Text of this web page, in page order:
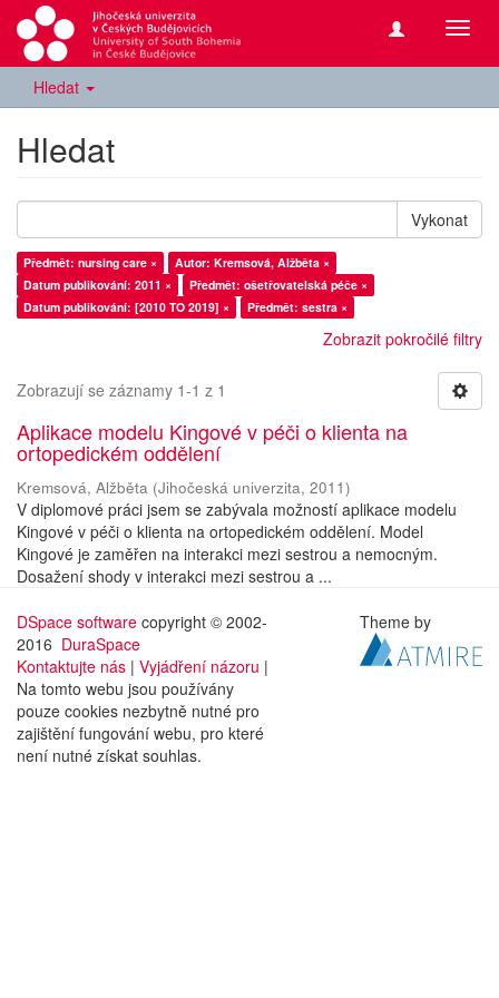
Hledat
Hledat
Vykonat
Předmět: nursing care ×
Autor: Kremsová, Alžběta ×
Datum publikování: 2011 ×
Předmět: ošetřovatelská péče ×
Datum publikování: [2010 TO 2019] ×
Předmět: sestra ×
Zobrazit pokročilé filtry
Zobrazují se záznamy 1-1 z 1
Aplikace modelu Kingové v péči o klienta na
ortopedickém oddělení
Kremsová, Alžběta (Jihočeská univerzita, 2011)
V diplomové práci jsem se zabývala možností aplikace modelu
Kingové v péči o klienta na ortopedickém oddělení. Model
Kingové je zaměřen na interakci mezi sestrou a nemocným.
Dosažení shody v interakci mezi sestrou a ...
DSpace software copyright © 2002-
2016 DuraSpace
Kontaktujte nás | Vyjádření názoru |
Na tomto webu jsou používány
pouze cookies nezbytně nutné pro
zajištění fungování webu, pro které
není nutné získat souhlas.
Theme by